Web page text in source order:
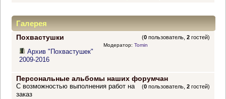
Галерея
Похвастушки (0 пользователь,2 гостей)
Архив "Похвастушек"
2009-2016
Модератор: Tomin
Персональные альбомы наших форумчан
(0 пользователь,2 гостей)
С возможностью выполнения работ на
заказ